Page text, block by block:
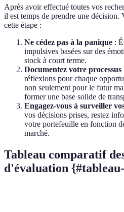
Après avoir effectué toutes vos
il est temps de prendre une décision.
cette étape :
Ne cédez pas à la panique :
impulsives basées sur des
stock à court terme.
Documentez votre processus
réflexions pour chaque
non seulement pour le futur
former une base solide de
Engagez-vous à surveiller
vos décisions prises, restez
votre portefeuille en fonction
marché.
Tableau comparatif
d'évaluation